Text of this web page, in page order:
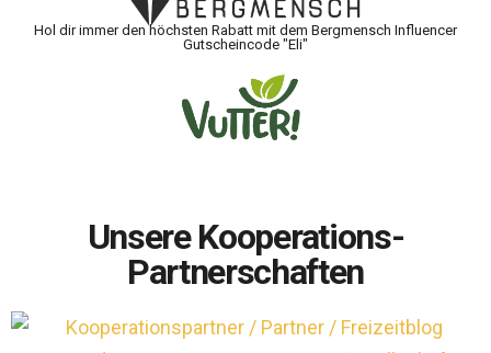
Hol dir immer den höchsten Rabatt mit dem Bergmensch Influencer
Gutscheincode "Eli"
Unsere Kooperations-
Partnerschaften